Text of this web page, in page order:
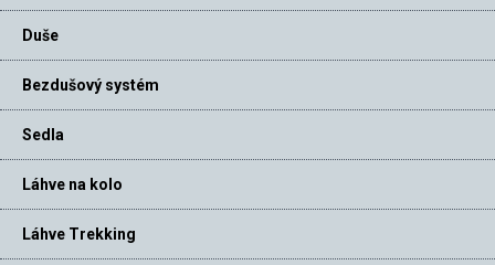
Duše
Bezdušový systém
Sedla
Láhve na kolo
Láhve Trekking